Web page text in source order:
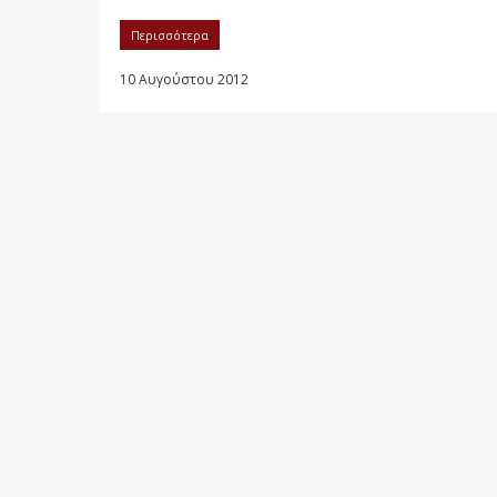
Περισσότερα
10 Αυγούστου 2012